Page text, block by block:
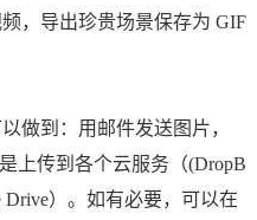
，导出珍贵场景保存为 GIF
做到：用邮件发送图片，
上传到各个云服务（(DropB
Drive）。如有必要，可以在